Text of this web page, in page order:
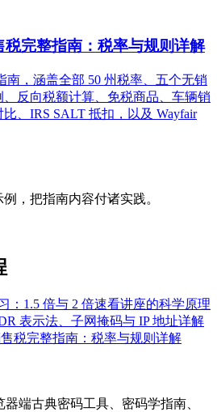
税完整指南：税率与规则详解
南，涵盖全部 50 州税率、五个无销
反向税额计算、免税商品、车辆销
、IRS SALT 抵扣，以及 Wayfair
，把指南内容付诸实践。
：1.5 倍与 2 倍速看讲座的科学原理
表示法、子网掩码与 IP 地址详解
税完整指南：税率与规则详解
器端古典密码工具、密码学指南、